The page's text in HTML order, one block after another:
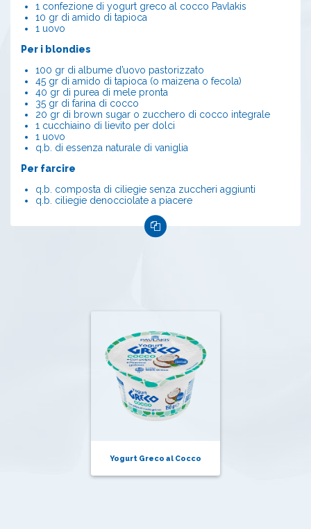
1 confezione di yogurt greco al cocco Pavlakis
10 gr di amido di tapioca
1 uovo
Per i blondies
100 gr di albume d’uovo pastorizzato
45 gr di amido di tapioca (o maizena o fecola)
40 gr di purea di mele pronta
35 gr di farina di cocco
20 gr di brown sugar o zucchero di cocco integrale
1 cucchiaino di lievito per dolci
1 uovo
q.b. di essenza naturale di vaniglia
Per farcire
q.b. composta di ciliegie senza zuccheri aggiunti
q.b. ciliegie denocciolate a piacere
Yogurt Greco al Cocco